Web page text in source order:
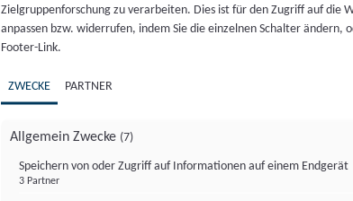
Zielgruppenforschung zu verarbeiten. Dies ist für den Zugriff auf die
anpassen bzw. widerrufen, indem Sie die einzelnen Schalter
Footer-Link.
ZWECKE PARTNER
Allgemein Zwecke (7)
Speichern von oder Zugriff auf Informationen auf einem Endgerät
3 Partner